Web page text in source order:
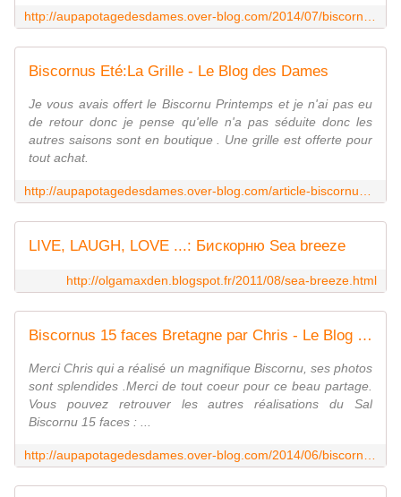
Biscornus Eté:La Grille - Le Blog des Dames
Je vous avais offert le Biscornu Printemps et je n'ai pas eu
de retour donc je pense qu'elle n'a pas séduite donc les
autres saisons sont en boutique . Une grille est offerte pour
tout achat.
LIVE, LAUGH, LOVE ...: Бискорню Sea breeze
http://olgamaxden.blogspot.fr/2011/08/sea-breeze.html
Biscornus 15 faces Bretagne par Chris - Le Blog des Dames
Merci Chris qui a réalisé un magnifique Biscornu, ses photos
sont splendides .Merci de tout coeur pour ce beau partage.
Vous pouvez retrouver les autres réalisations du Sal
Biscornu 15 faces : ...